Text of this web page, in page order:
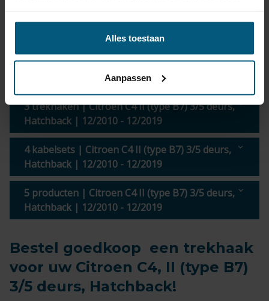
Alles toestaan
Aanpassen
uur
BTW
3 trekhaken | Citroen C4 II (type B7) 3/5 deurs,
Hatchback | 12/2010 - 12/2019
4 kabelsets | Citroen C4 II (type B7) 3/5 deurs,
Hatchback | 12/2010 - 12/2019
5 producten | Citroen C4 II (type B7) 3/5 deurs,
Hatchback | 12/2010 - 12/2019
Bestel goedkoop een trekhaak
voor uw Citroen C4, II (type B7)
3/5 deurs, Hatchback!